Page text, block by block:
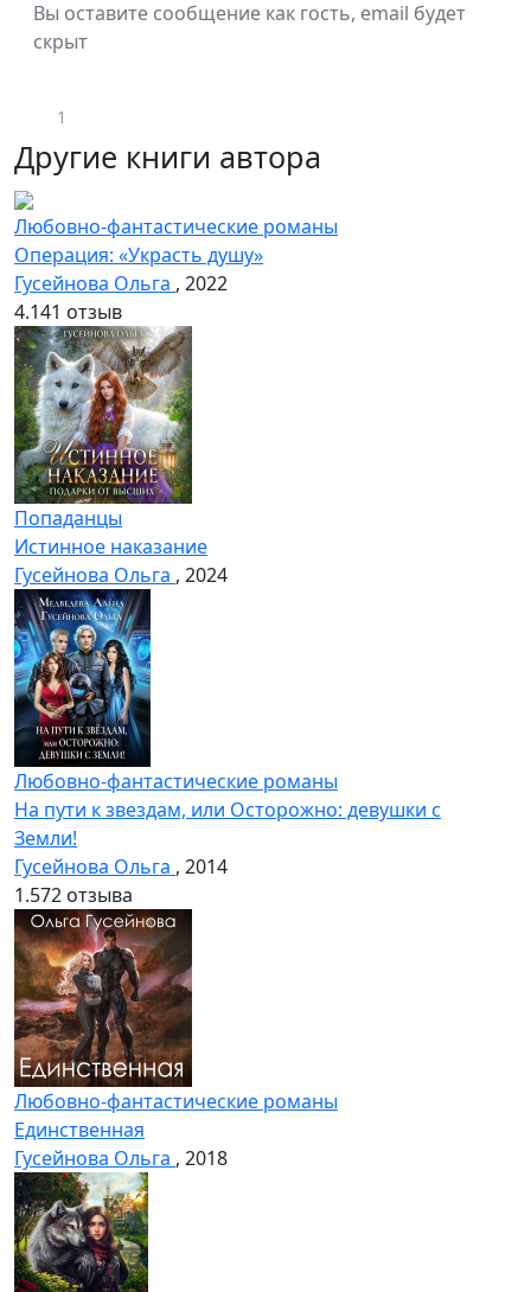
Вы оставите сообщение как гость, email будет
скрыт
1
Другие книги автора
Любовно-фантастические романы
Операция: «Украсть душу»
Гусейнова Ольга , 2022
4.141 отзыв
Попаданцы
Истинное наказание
Гусейнова Ольга , 2024
Любовно-фантастические романы
На пути к звездам, или Осторожно: девушки с
Земли!
Гусейнова Ольга , 2014
1.572 отзыва
Любовно-фантастические романы
Единственная
Гусейнова Ольга , 2018